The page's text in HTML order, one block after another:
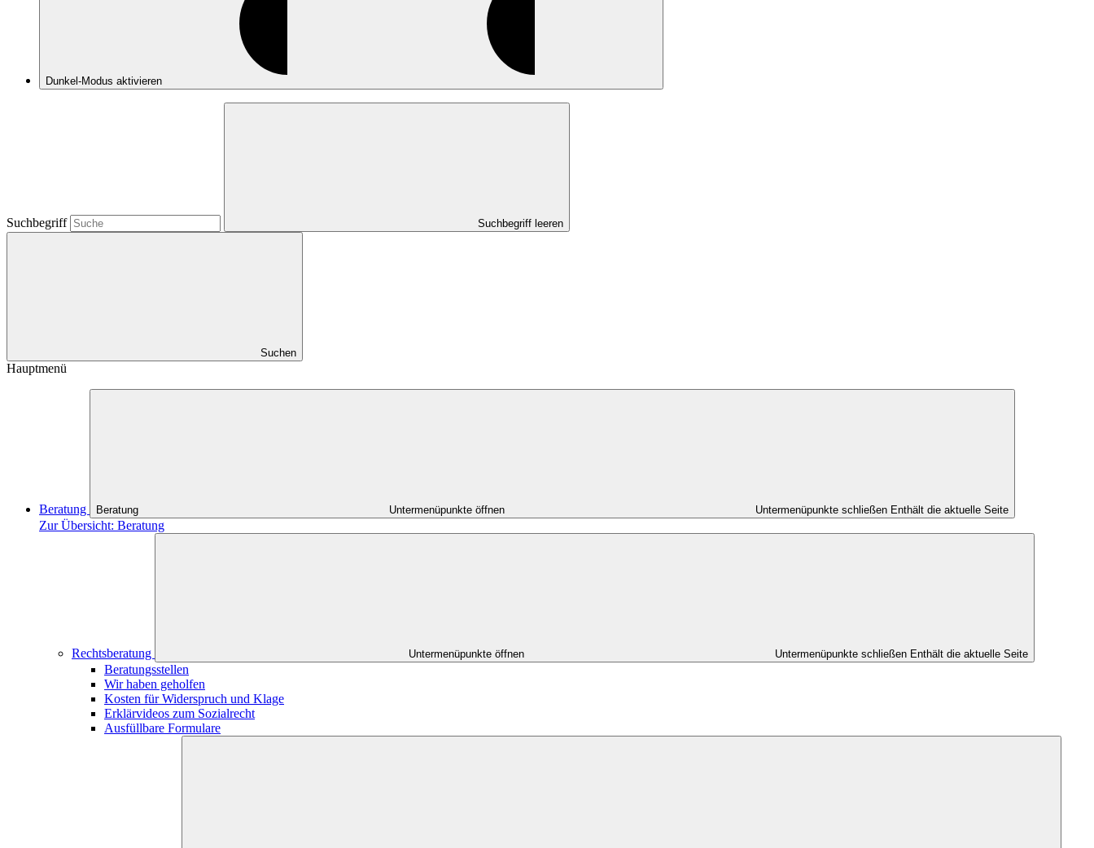
Dunkel-Modus aktivieren
Suchbegriff Suchbegriff leeren
Suchen
Hauptmenü
Beratung Beratung Untermenüpunkte öffnen Untermenüpunkte schließen Enthält die aktuelle Seite
Zur Übersicht: Beratung
Rechtsberatung Untermenüpunkte öffnen Untermenüpunkte schließen Enthält die aktuelle Seite
Beratungsstellen
Wir haben geholfen
Kosten für Widerspruch und Klage
Erklärvideos zum Sozialrecht
Ausfüllbare Formulare